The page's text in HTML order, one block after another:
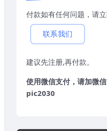
付款如有任何问题，请
联系我们
建议先注册,再付款。
使用微信支付，请加微信
pic2030